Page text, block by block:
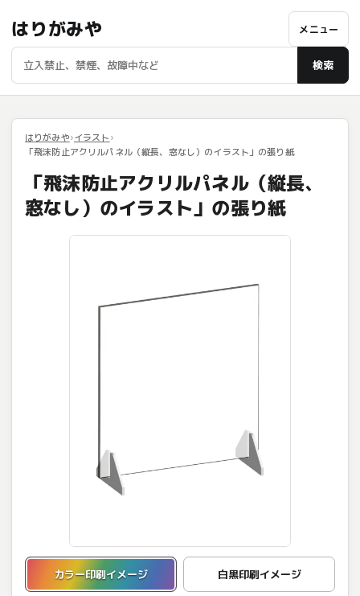
はりがみや
検索
メニュー
はりがみや イラスト
「飛沫防止アクリルパネル（縦長、窓なし）のイラスト」の張り紙
「飛沫防止アクリルパネル（縦長、
窓なし）のイラスト」の張り紙
カラー印刷イメージ 白黒印刷イメージ
カラー印刷イメージを表示しています。